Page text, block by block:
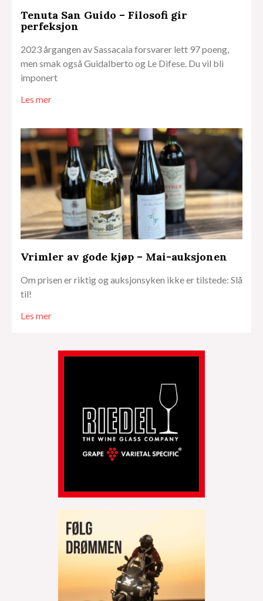
Tenuta San Guido – Filosofi gir
perfeksjon
2023 årgangen av Sassacaia forsvarer lett 97 poeng,
men smak også Guidalberto og Le Difese. Du vil bli
imponert
Les mer
Vrimler av gode kjøp – Mai-auksjonen
Om prisen er riktig og auksjonsyken ikke er tilstede: Slå
til!
Les mer